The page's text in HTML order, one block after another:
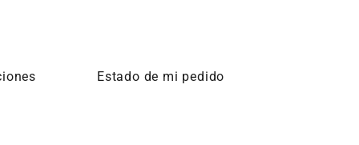
Estado de mi pedido